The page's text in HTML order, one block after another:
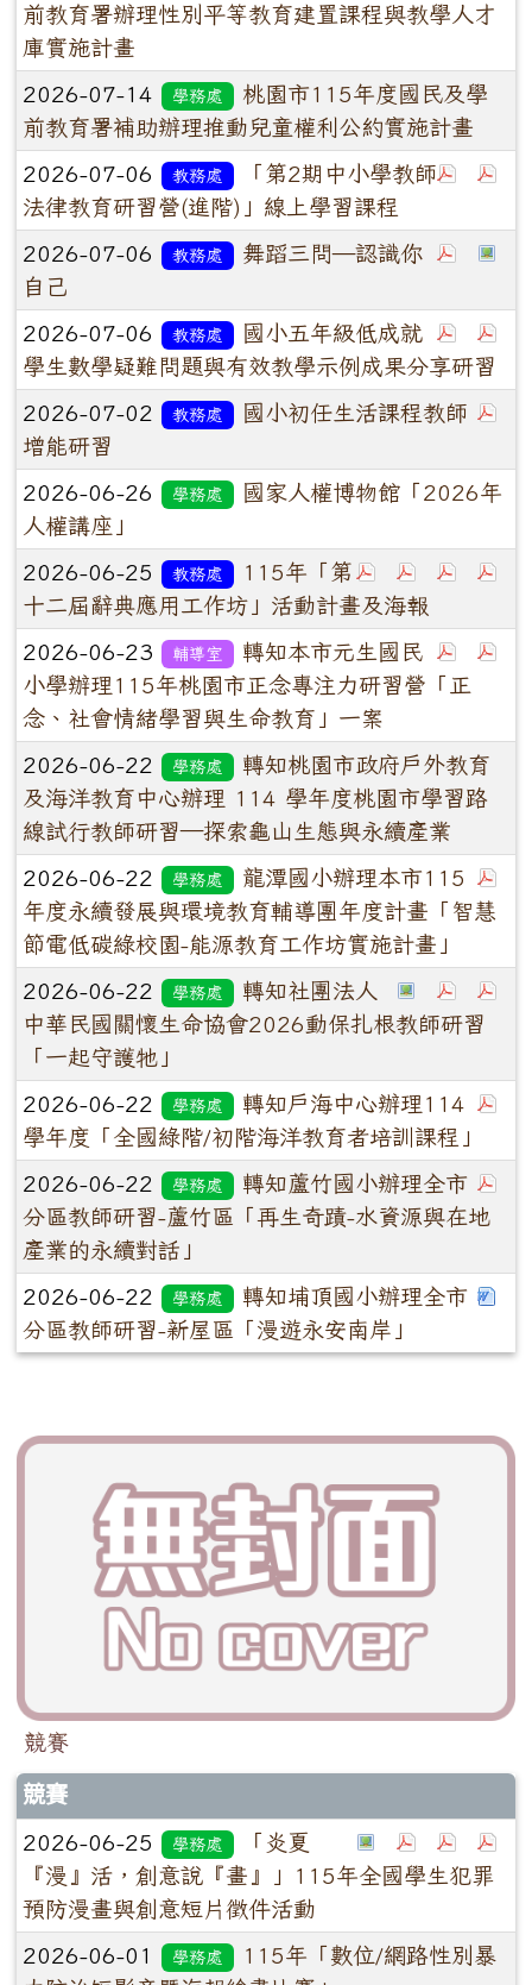
前教育署辦理性別平等教育建置課程與教學人才
庫實施計畫
2026-07-14 學務處
桃園市115年度國民及學
前教育署補助辦理推動兒童權利公約實施計畫
2026-07-06 教務處
「第2期中小學教師
法律教育研習營(進階)」線上學習課程
2026-07-06 教務處
舞蹈三問―認識你
自己
2026-07-06 教務處
國小五年級低成就
學生數學疑難問題與有效教學示例成果分享研習
2026-07-02 教務處
國小初任生活課程教師
增能研習
2026-06-26 學務處
國家人權博物館「2026年
人權講座」
2026-06-25 教務處
115年「第
十二屆辭典應用工作坊」活動計畫及海報
2026-06-23 輔導室
轉知本市元生國民
小學辦理115年桃園市正念專注力研習營「正
念、社會情緒學習與生命教育」一案
2026-06-22 學務處
轉知桃園市政府戶外教育
及海洋教育中心辦理 114 學年度桃園市學習路
線試行教師研習—探索龜山生態與永續產業
2026-06-22 學務處
龍潭國小辦理本市115
年度永續發展與環境教育輔導團年度計畫「智慧
節電低碳綠校園-能源教育工作坊實施計畫」
2026-06-22 學務處
轉知社團法人
中華民國關懷生命協會2026動保扎根教師研習
「一起守護牠」
2026-06-22 學務處
轉知戶海中心辦理114
學年度「全國綠階/初階海洋教育者培訓課程」
2026-06-22 學務處
轉知蘆竹國小辦理全市
分區教師研習-蘆竹區「再生奇蹟-水資源與在地
產業的永續對話」
2026-06-22 學務處
轉知埔頂國小辦理全市
分區教師研習-新屋區「漫遊永安南岸」
競賽
競賽
2026-06-25 學務處
「炎夏
『漫』活，創意說『畫』」115年全國學生犯罪
預防漫畫與創意短片徵件活動
2026-06-01 學務處
115年「數位/網路性別暴